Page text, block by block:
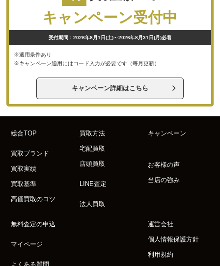
キャンペーン受付中
受付期間：2026年8月1日(土)～2026年8月31日(月)必着
※適用条件あり
※キャンペーン適用にはコード入力が必要です（毎月更新）
キャンペーン詳細はこちら
総合TOP
買取ブランド
買取実績
買取基準
高価買取のコツ
買取方法
宅配買取
店頭買取
LINE査定
法人買取
キャンペーン
お客様の声
当店の強み
無料査定の申込
マイページ
よくある質問
運営会社
個人情報保護方針
利用規約